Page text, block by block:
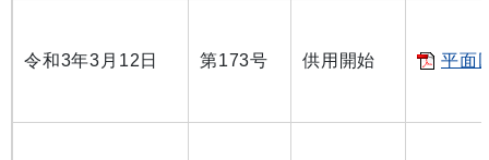
令和3年3月12日 第173号 供用開始 平面